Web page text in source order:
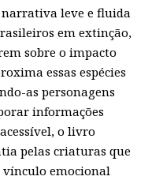
narrativa leve e fluida
em extinção,
sobre o impacto
essas espécies
as personagens
informações
o livro
pelas criaturas que
vínculo emocional